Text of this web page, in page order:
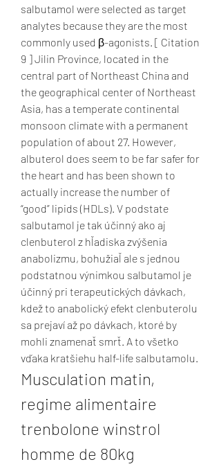
salbutamol were selected as target
analytes because they are the most
commonly used β-agonists. [ Citation
9 ] Jilin Province, located in the
central part of Northeast China and
the geographical center of Northeast
Asia, has a temperate continental
monsoon climate with a permanent
population of about 27. However,
albuterol does seem to be far safer for
the heart and has been shown to
actually increase the number of
“good” lipids (HDLs). V podstate
salbutamol je tak účinný ako aj
clenbuterol z hľadiska zvýšenia
anabolizmu, bohužiaľ ale s jednou
podstatnou výnimkou salbutamol je
účinný pri terapeutických dávkach,
kdež to anabolický efekt clenbuterolu
sa prejaví až po dávkach, ktoré by
mohli znamenať smrť. A to všetko
vďaka kratšiehu half-life salbutamolu.
Musculation matin,
regime alimentaire
trenbolone winstrol
homme de 80kg